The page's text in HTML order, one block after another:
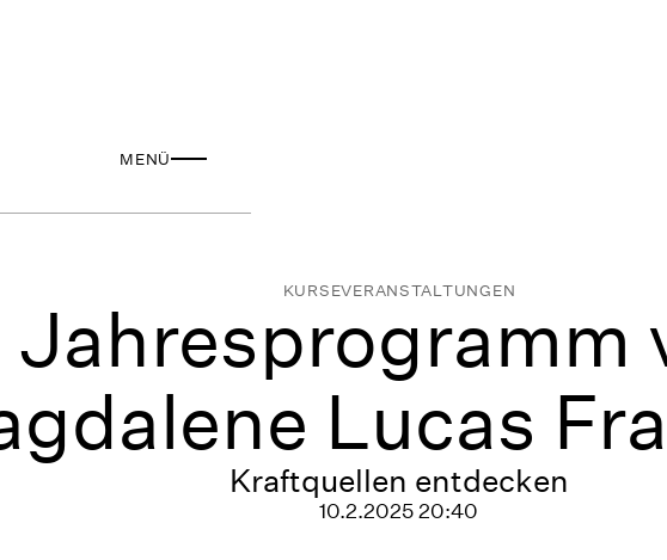
MENÜ
KURSEVERANSTALTUNGEN
Jahresprogramm
Lucas
Kraftquellen entdecken
10.2.2025 20:40